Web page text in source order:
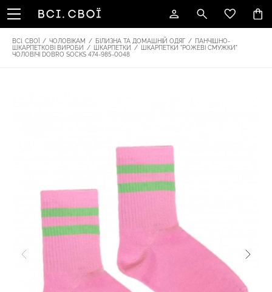
ВСІ. СВОЇ / ЧОЛОВІКАМ / БІЛИЗНА ТА ДОМАШНІЙ ОДЯГ / ПАНЧІШНО-
ШКАРПЕТКОВІ ВИРОБИ
/ ШКАРПЕТКИ /
ШКАРПЕТКИ "РОЖЕВІ СМУЖКИ"
ЧОЛОВІЧІ DOBRO SOCKS 474-985-0048